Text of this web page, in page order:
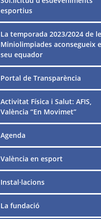
esportius
La temporada 2023/2024 de
Miniolimpiades aconsegueix
seu equador
Portal de Transparència
Activitat Física i Salut: AFIS,
València “En Movimet”
Agenda
València en esport
Instal·lacions
La fundació